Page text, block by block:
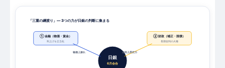
「三重の綱渡り」— 3つの力が日銀の判断に集まる
日銀
6月会合
① 金融（物価・賃金）
利上げを正当化
② 財政（補正・国債）
長期金利の火種
物価上振れ 金利上昇圧力